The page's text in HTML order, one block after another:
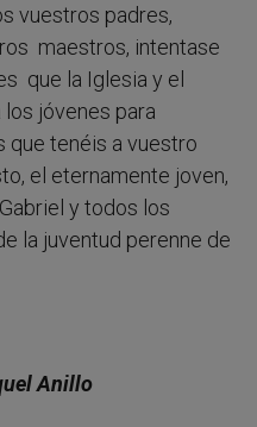
vuestros padres,
maestros, intentase
que la Iglesia y el
jóvenes para
que tenéis a vuestro
el eternamente joven,
y todos los
la juventud perenne de
Anillo